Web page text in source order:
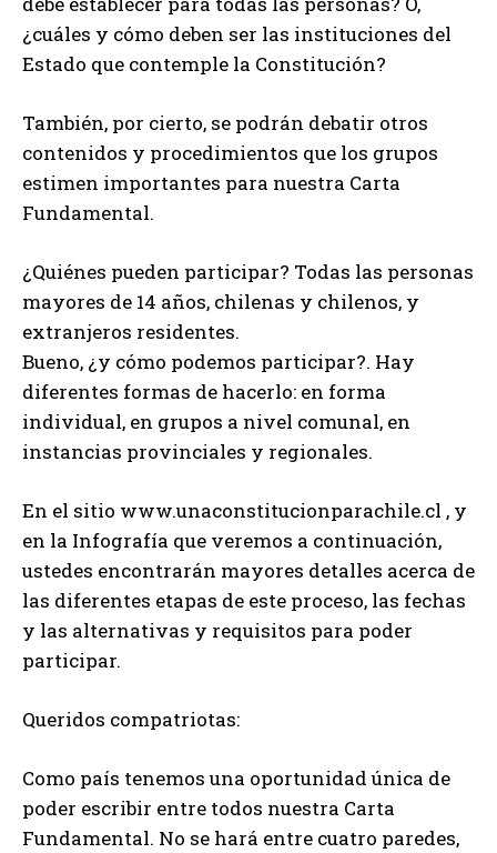
¿cuáles y cómo deben ser las instituciones del
Estado que contemple la Constitución?
También, por cierto, se podrán debatir otros
contenidos y procedimientos que los grupos
estimen importantes para nuestra Carta
Fundamental.
¿Quiénes pueden participar? Todas las personas
mayores de 14 años, chilenas y chilenos, y
extranjeros residentes.
Bueno, ¿y cómo podemos participar?. Hay
diferentes formas de hacerlo: en forma
individual, en grupos a nivel comunal, en
instancias provinciales y regionales.
En el sitio www.unaconstitucionparachile.cl , y
en la Infografía que veremos a continuación,
ustedes encontrarán mayores detalles acerca de
las diferentes etapas de este proceso, las fechas
y las alternativas y requisitos para poder
participar.
Queridos compatriotas:
Como país tenemos una oportunidad única de
poder escribir entre todos nuestra Carta
Fundamental. No se hará entre cuatro paredes,